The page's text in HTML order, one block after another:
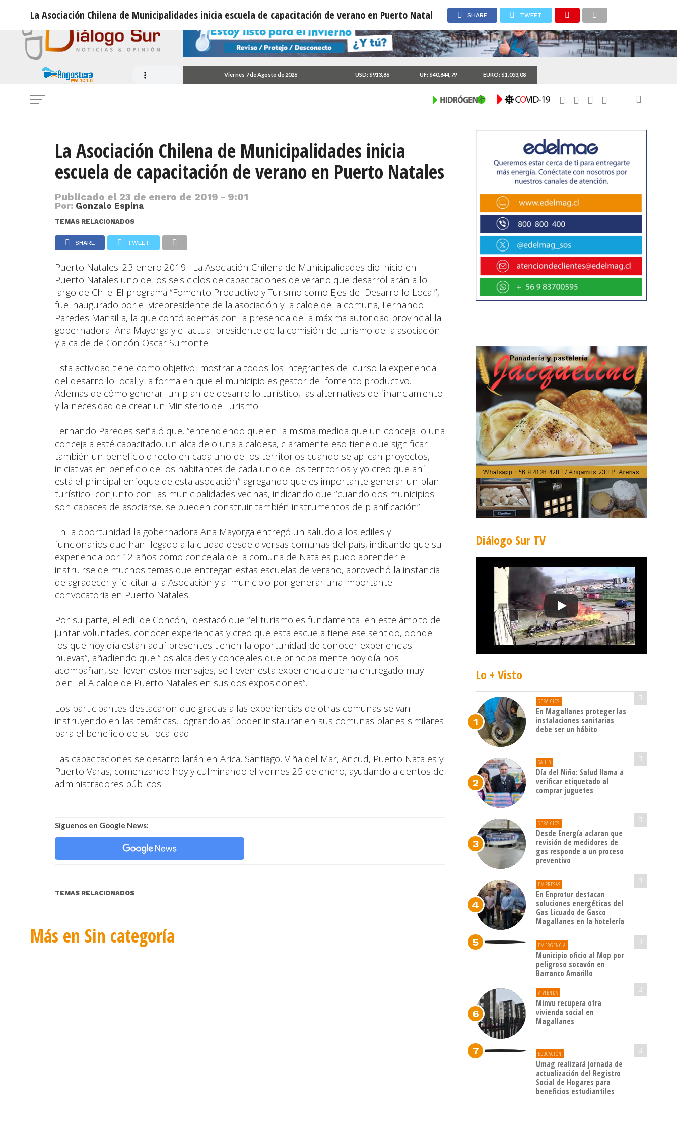
Viernes 7 de Agosto de 2026 USD: $913,86 UF: $40.844,79 EURO: $1.053,08
La Asociación Chilena de Municipalidades inicia escuela de capacitación de verano en Puerto Natales SHARE TWEET
La Asociación Chilena de Municipalidades inicia
escuela de capacitación de verano en Puerto Natales
Publicado el 23 de enero de 2019 - 9:01
Por: Gonzalo Espina
TEMAS RELACIONADOS
SHARE TWEET
Puerto Natales. 23 enero 2019. La Asociación Chilena de Municipalidades dio inicio en
Puerto Natales uno de los seis ciclos de capacitaciones de verano que desarrollarán a lo
largo de Chile. El programa “Fomento Productivo y Turismo como Ejes del Desarrollo Local”,
fue inaugurado por el vicepresidente de la asociación y alcalde de la comuna, Fernando
Paredes Mansilla, la que contó además con la presencia de la máxima autoridad provincial la
gobernadora Ana Mayorga y el actual presidente de la comisión de turismo de la asociación
y alcalde de Concón Oscar Sumonte.
Esta actividad tiene como objetivo mostrar a todos los integrantes del curso la experiencia
del desarrollo local y la forma en que el municipio es gestor del fomento productivo.
Además de cómo generar un plan de desarrollo turístico, las alternativas de financiamiento
y la necesidad de crear un Ministerio de Turismo.
Fernando Paredes señaló que, “entendiendo que en la misma medida que un concejal o una
concejala esté capacitado, un alcalde o una alcaldesa, claramente eso tiene que significar
también un beneficio directo en cada uno de los territorios cuando se aplican proyectos,
iniciativas en beneficio de los habitantes de cada uno de los territorios y yo creo que ahí
está el principal enfoque de esta asociación” agregando que es importante generar un plan
turístico conjunto con las municipalidades vecinas, indicando que “cuando dos municipios
son capaces de asociarse, se pueden construir también instrumentos de planificación”.
En la oportunidad la gobernadora Ana Mayorga entregó un saludo a los ediles y
funcionarios que han llegado a la ciudad desde diversas comunas del país, indicando que su
experiencia por 12 años como concejala de la comuna de Natales pudo aprender e
instruirse de muchos temas que entregan estas escuelas de verano, aprovechó la instancia
de agradecer y felicitar a la Asociación y al municipio por generar una importante
convocatoria en Puerto Natales.
Por su parte, el edil de Concón, destacó que “el turismo es fundamental en este ámbito de
juntar voluntades, conocer experiencias y creo que esta escuela tiene ese sentido, donde
los que hoy día están aquí presentes tienen la oportunidad de conocer experiencias
nuevas”, añadiendo que “los alcaldes y concejales que principalmente hoy día nos
acompañan, se lleven estos mensajes, se lleven esta experiencia que ha entregado muy
bien el Alcalde de Puerto Natales en sus dos exposiciones”.
Los participantes destacaron que gracias a las experiencias de otras comunas se van
instruyendo en las temáticas, logrando así poder instaurar en sus comunas planes similares
para el beneficio de su localidad.
Las capacitaciones se desarrollarán en Arica, Santiago, Viña del Mar, Ancud, Puerto Natales y
Puerto Varas, comenzando hoy y culminando el viernes 25 de enero, ayudando a cientos de
administradores públicos.
Síguenos en Google News:
TEMAS RELACIONADOS
Más en Sin categoría
Diálogo Sur TV
Lo + Visto
SERVICIOS
En Magallanes proteger las
instalaciones sanitarias
debe ser un hábito
SALUD
Día del Niño: Salud llama a
verificar etiquetado al
comprar juguetes
SERVICIOS
Desde Energía aclaran que
revisión de medidores de
gas responde a un proceso
preventivo
EMPRESAS
En Enprotur destacan
soluciones energéticas del
Gas Licuado de Gasco
Magallanes en la hotelería
EMERGENCIA
Municipio oficio al Mop por
peligroso socavón en
Barranco Amarillo
VIVIENDA
Minvu recupera otra
vivienda social en
Magallanes
EDUCACIÓN
Umag realizará jornada de
actualización del Registro
Social de Hogares para
beneficios estudiantiles